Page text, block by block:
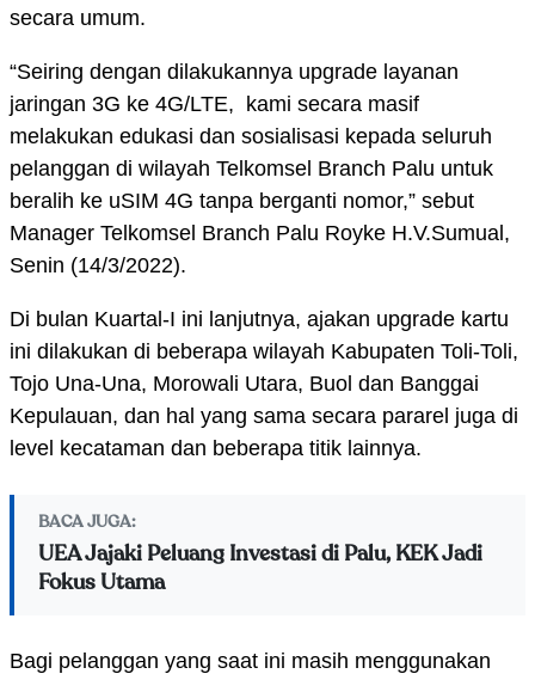
secara umum.
“Seiring dengan dilakukannya upgrade layanan
jaringan 3G ke 4G/LTE, kami secara masif
melakukan edukasi dan sosialisasi kepada seluruh
pelanggan di wilayah Telkomsel Branch Palu untuk
beralih ke uSIM 4G tanpa berganti nomor,” sebut
Manager Telkomsel Branch Palu Royke H.V.Sumual,
Senin (14/3/2022).
Di bulan Kuartal-I ini lanjutnya, ajakan upgrade kartu
ini dilakukan di beberapa wilayah Kabupaten Toli-Toli,
Tojo Una-Una, Morowali Utara, Buol dan Banggai
Kepulauan, dan hal yang sama secara pararel juga di
level kecataman dan beberapa titik lainnya.
BACA JUGA:
UEA Jajaki Peluang Investasi di Palu, KEK Jadi
Fokus Utama
Bagi pelanggan yang saat ini masih menggunakan